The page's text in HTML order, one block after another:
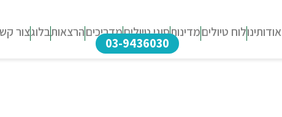
אודותינולוח טיוליםמדינותסוגי טיוליםמדריכיםהרצאותבלוגצור
03-9436030